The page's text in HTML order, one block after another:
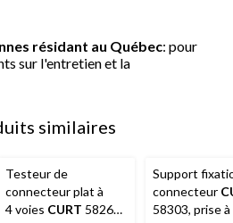
résidant au Québec: pour
sur l'entretien et la
similaires
Testeur de
connecteur plat à
4 voies CURT 58261
Support
connecteur
58303, prise